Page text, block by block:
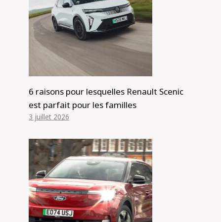
6 raisons pour lesquelles Renault Scenic
est parfait pour les familles
3 juillet 2026